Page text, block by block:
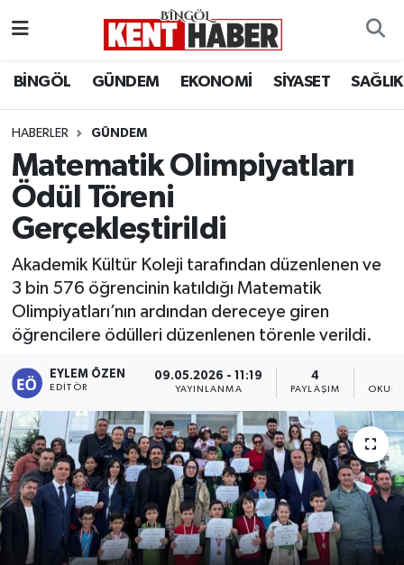
BİNGÖL GÜNDEM EKONOMİ SİYASET SAĞLIK
HABERLER GÜNDEM
Matematik Olimpiyatları
Ödül Töreni
Gerçekleştirildi
Akademik Kültür Koleji tarafından düzenlenen ve
3 bin 576 öğrencinin katıldığı Matematik
Olimpiyatları’nın ardından dereceye giren
öğrencilere ödülleri düzenlenen törenle verildi.
EYLEM ÖZEN
EDITÖR
09.05.2026 - 11:19
YAYINLANMA
4
PAYLAŞIM
BİLİM-TEKNOLOJİ
DÜNYA
EĞİTİM
GENÇ
GÜNDEM
KARLIOVA
KİĞI
MERKEZ
RESMİ İLANLAR
Bingöl Hava Durumu
Bingöl Namaz Vakitleri
Bingöl Trafik Yoğunluk Haritası
Tüm Manşetler
Son Dakika Haberleri
Haber Arşivi